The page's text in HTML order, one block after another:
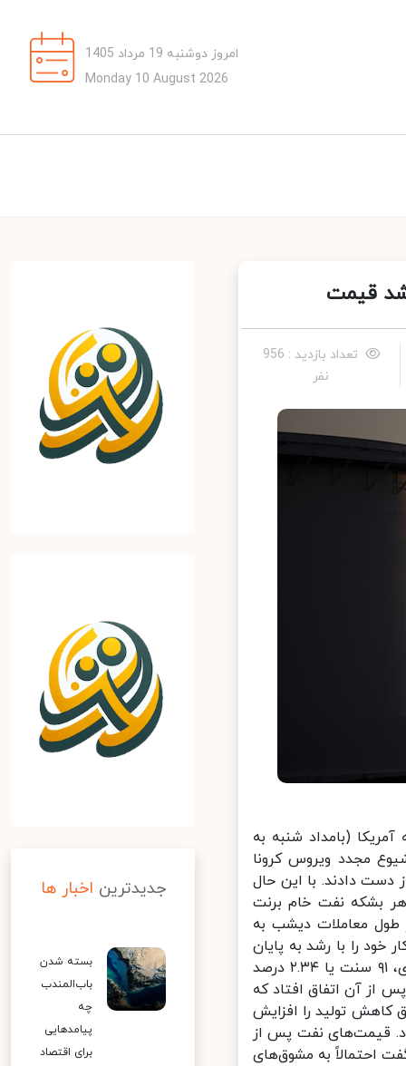
امروز دوشنبه 19 مرداد 1405
Monday 10 August 2026
تعداد بازدید : 956
نفر
(بامداد شنبه به
مجدد ویروس کرونا
دادند. با این حال
بشکه نفت خام برنت
این شاخص در طول معاملات دیشب به
را با رشد به پایان
رساند. قیمت پیش‌خرید هر بشکه نفت خام تگزاس غرب آمریکا، دابلیوتی‌آی، ۹۱ سنت یا ۲.۳۴ درصد
پس از آن اتفاق افتاد که
تولید را افزایش
قیمت‌های نفت پس از
احتمالاً به مشوق‌های
جدیدترین اخبار ها
بسته شدن
باب‌المندب
چه
پیامدهایی
برای اقتصاد